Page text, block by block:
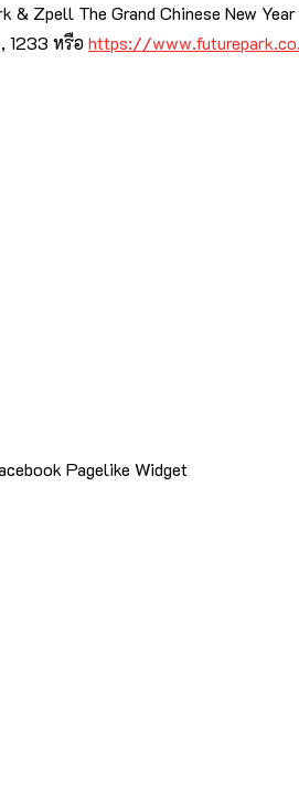
Zpell The Grand Chinese New
1233 หรือhttps://